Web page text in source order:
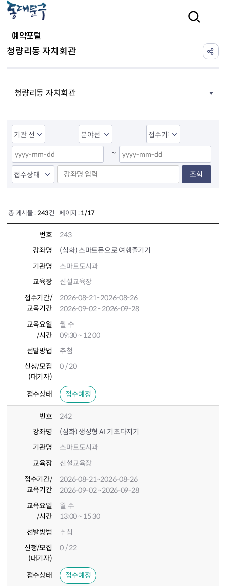
예약포털
청량리동 자치회관
청량리동 자치회관
~
조회
총 게시물 : 243건 페이지 : 1/17
번호
243
강좌명
(심화) 스마트폰으로 여행즐기기
기관명
스마트도시과
교육장
신설교육장
접수기간/
교육기간
2026-08-21~2026-08-26
2026-09-02~2026-09-28
교육요일
/시간
월 수
09:30 ~ 12:00
선발방법
추첨
신청/모집
(대기자)
0 / 20
접수상태 접수예정
번호
242
강좌명
(심화) 생성형 AI 기초다지기
기관명
스마트도시과
교육장
신설교육장
접수기간/
교육기간
2026-08-21~2026-08-26
2026-09-02~2026-09-28
교육요일
/시간
월 수
13:00 ~ 15:30
선발방법
추첨
신청/모집
(대기자)
0 / 22
접수상태 접수예정